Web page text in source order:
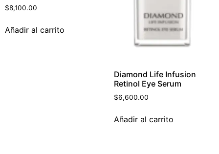
$8,100.00
Añadir al carrito
Diamond Life Infusion
Retinol Eye Serum
$6,600.00
Añadir al carrito